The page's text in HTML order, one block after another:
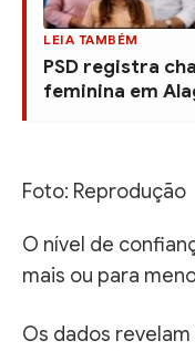
LEIA TAMBÉM
PSD registra
feminina em
Foto: Reprodução
O nível de
mais ou para
Os dados